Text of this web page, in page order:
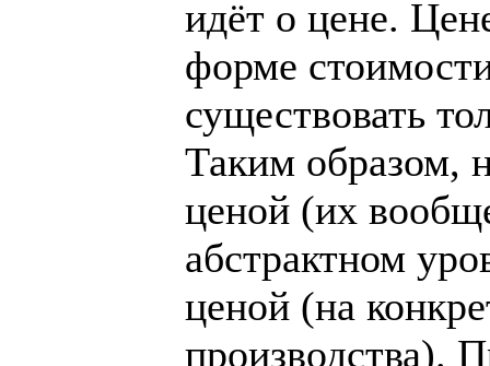
идёт о цене.
форме
существовать
Таким образом,
ценой (их
абстрактном
ценой (на
производства).